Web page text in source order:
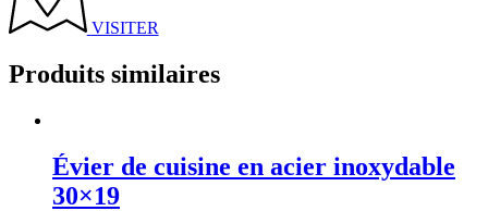
VISITER
Produits similaires
Évier de cuisine en acier inoxydable
30×19